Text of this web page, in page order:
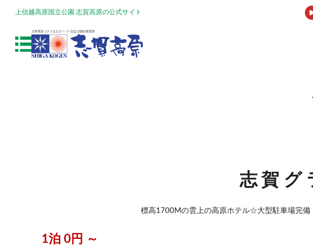
上信越高原国立公園 志賀高原の公式サイト
志賀グ
標高1700Mの雲上の高原ホテル☆大型駐車場完備
1泊 0円 ～